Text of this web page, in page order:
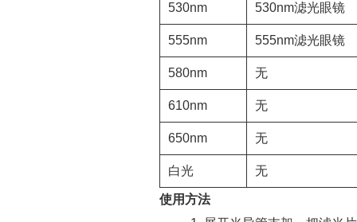
530nm 530nm滤光眼镜
555nm 555nm滤光眼镜
580nm 无
610nm 无
650nm 无
白光 无
使用方法